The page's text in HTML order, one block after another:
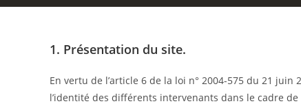
1. Présentation du site.
En vertu de l’article 6 de la loi n° 2004-575 du 21
l’identité des différents intervenants dans le cadre